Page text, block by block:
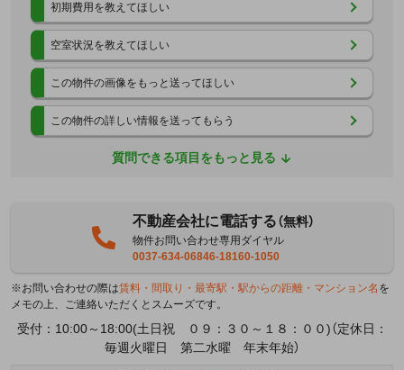
初期費用を教えてほしい
空室状況を教えてほしい
この物件の画像をもっと送ってほしい
この物件の詳しい情報を送ってもらう
質問できる項目をもっと見る
不動産会社に電話する（無料）
物件お問い合わせ専用ダイヤル
0037-634-06846-18160-1050
※お問い合わせの際は賃料・間取り・最寄駅・駅からの距離・マンション名 を
メモの上、ご連絡いただくとスムーズです。
受付：10:00～18:00(土日祝 ０９：３０～１８：００)（定休日：
毎週火曜日 第二水曜 年末年始）